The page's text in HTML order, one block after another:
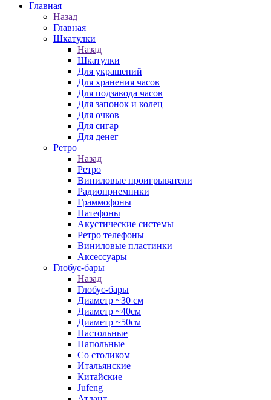
Главная
Назад
Главная
Шкатулки
Назад
Шкатулки
Для украшений
Для хранения часов
Для подзавода часов
Для запонок и колец
Для очков
Для сигар
Для денег
Ретро
Назад
Ретро
Виниловые проигрыватели
Радиоприемники
Граммофоны
Патефоны
Акустические системы
Ретро телефоны
Виниловые пластинки
Аксессуары
Глобус-бары
Назад
Глобус-бары
Диаметр ~30 см
Диаметр ~40см
Диаметр ~50см
Настольные
Напольные
Со столиком
Итальянские
Китайские
Jufeng